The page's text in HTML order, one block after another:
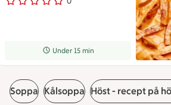
Receptet tar Under 15 min att tillaga
Under 15 min
Soppa Kålsoppa Höst - recept på